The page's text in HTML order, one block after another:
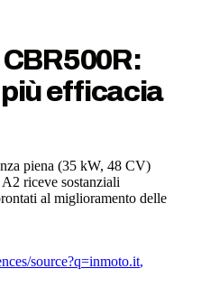
efficacia
piena (35 kW, 48 CV)
riceve sostanziali
al miglioramento delle
source?q=inmoto.it,